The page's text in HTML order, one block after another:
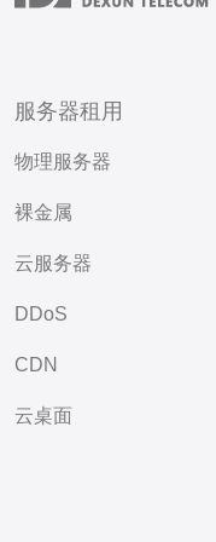
服务器租用
物理服务器
裸金属
云服务器
DDoS
CDN
云桌面